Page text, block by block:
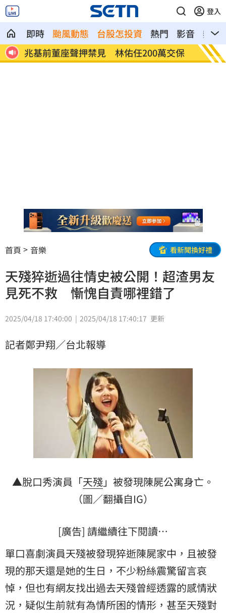
登入
即時 颱風動態 台股怎投資 熱門 影音
熱搜
保
白海豚「一路搖擺」！週末各地風雨時程
曝
跨縣
煞
首頁 音樂 看新聞換好禮
天殘猝逝過往情史被公開！超渣男友
見死不救 慚愧自責哪裡錯了
2025/04/18 17:40:00 2025/04/18 17:40:17 更新
記者鄭尹翔／台北報導
▲脫口秀演員「天殘」被發現陳屍公寓身亡。
（圖／翻攝自IG）
[廣告] 請繼續往下閱讀…
單口喜劇演員天殘被發現猝逝陳屍家中，且被發
現的那天還是她的生日，不少粉絲震驚留言哀
悼，但也有網友找出過去天殘曾經透露的感情狀
況，疑似生前就有為情所困的情形，甚至天殘對